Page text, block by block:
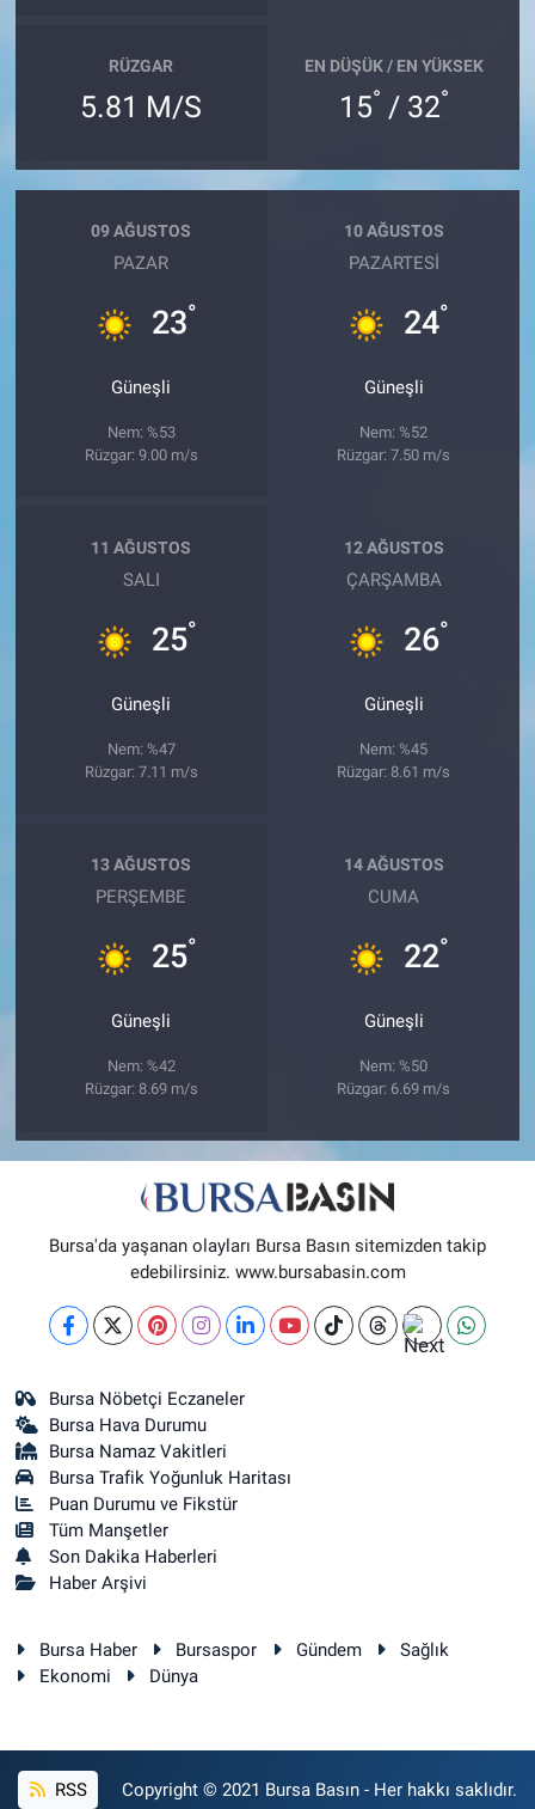
RÜZGAR
5.81 M/S
EN DÜŞÜK / EN YÜKSEK
15° / 32°
09 AĞUSTOS
PAZAR
23°
Güneşli
Nem: %53
Rüzgar: 9.00 m/s
10 AĞUSTOS
PAZARTESI
24°
Güneşli
Nem: %52
Rüzgar: 7.50 m/s
11 AĞUSTOS
SALI
25°
Güneşli
Nem: %47
Rüzgar: 7.11 m/s
12 AĞUSTOS
ÇARŞAMBA
26°
Güneşli
Nem: %45
Rüzgar: 8.61 m/s
13 AĞUSTOS
PERŞEMBE
25°
Güneşli
Nem: %42
Rüzgar: 8.69 m/s
14 AĞUSTOS
CUMA
22°
Güneşli
Nem: %50
Rüzgar: 6.69 m/s
Bursa'da yaşanan olayları Bursa Basın sitemizden takip
edebilirsiniz. www.bursabasin.com
Bursa Nöbetçi Eczaneler
Bursa Hava Durumu
Bursa Namaz Vakitleri
Bursa Trafik Yoğunluk Haritası
Puan Durumu ve Fikstür
Tüm Manşetler
Son Dakika Haberleri
Haber Arşivi
Bursa Haber Bursaspor Gündem
Sağlık
Ekonomi
Dünya
RSS Copyright © 2021 Bursa Basın - Her hakkı saklıdır.